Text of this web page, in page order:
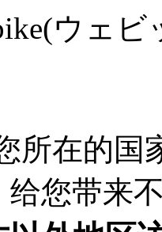
ウェ
所在的国
给您带来